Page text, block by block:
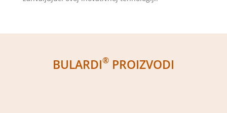
BULARDI®PROIZVODI